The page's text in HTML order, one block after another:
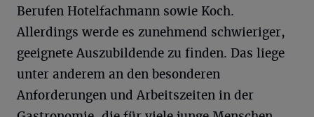
Berufen Hotelfachmann sowie Koch.
Allerdings werde es zunehmend schwieriger,
geeignete Auszubildende zu finden. Das liege
unter anderem an den besonderen
Anforderungen und Arbeitszeiten in der